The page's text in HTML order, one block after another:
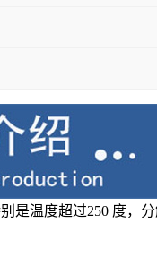
是温度超过250 度